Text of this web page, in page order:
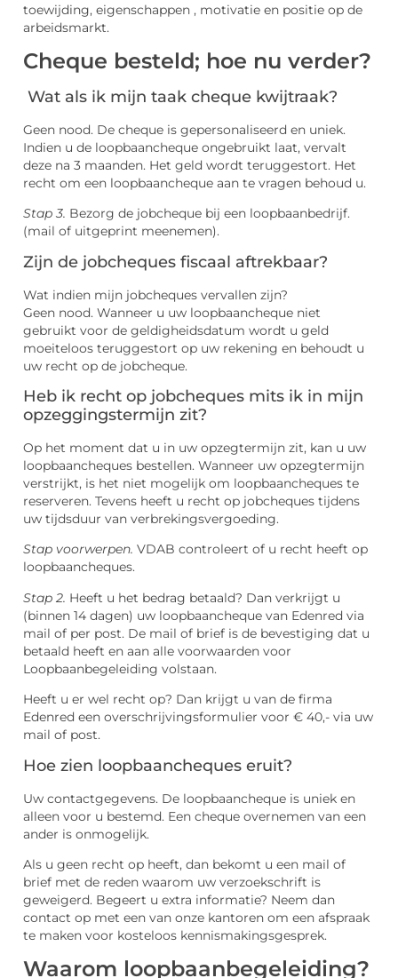
toewijding, eigenschappen , motivatie en positie op de
arbeidsmarkt.
Cheque besteld; hoe nu verder?
Wat als ik mijn taak cheque kwijtraak?
Geen nood. De cheque is gepersonaliseerd en uniek.
Indien u de loopbaancheque ongebruikt laat, vervalt
deze na 3 maanden. Het geld wordt teruggestort. Het
recht om een loopbaancheque aan te vragen behoud u.
Stap 3. Bezorg de jobcheque bij een loopbaanbedrijf.
(mail of uitgeprint meenemen).
Zijn de jobcheques fiscaal aftrekbaar?
Wat indien mijn jobcheques vervallen zijn?
Geen nood. Wanneer u uw loopbaancheque niet
gebruikt voor de geldigheidsdatum wordt u geld
moeiteloos teruggestort op uw rekening en behoudt u
uw recht op de jobcheque.
Heb ik recht op jobcheques mits ik in mijn
opzeggingstermijn zit?
Op het moment dat u in uw opzegtermijn zit, kan u uw
loopbaancheques bestellen. Wanneer uw opzegtermijn
verstrijkt, is het niet mogelijk om loopbaancheques te
reserveren. Tevens heeft u recht op jobcheques tijdens
uw tijdsduur van verbrekingsvergoeding.
Stap voorwerpen. VDAB controleert of u recht heeft op
loopbaancheques.
Stap 2. Heeft u het bedrag betaald? Dan verkrijgt u
(binnen 14 dagen) uw loopbaancheque van Edenred via
mail of per post. De mail of brief is de bevestiging dat u
betaald heeft en aan alle voorwaarden voor
Loopbaanbegeleiding volstaan.
Heeft u er wel recht op? Dan krijgt u van de firma
Edenred een overschrijvingsformulier voor € 40,- via uw
mail of post.
Hoe zien loopbaancheques eruit?
Uw contactgegevens. De loopbaancheque is uniek en
alleen voor u bestemd. Een cheque overnemen van een
ander is onmogelijk.
Als u geen recht op heeft, dan bekomt u een mail of
brief met de reden waarom uw verzoekschrift is
geweigerd. Begeert u extra informatie? Neem dan
contact op met een van onze kantoren om een afspraak
te maken voor kosteloos kennismakingsgesprek.
Waarom loopbaanbegeleiding?